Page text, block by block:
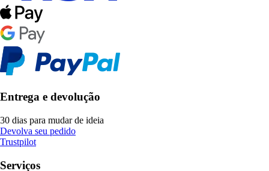
Entrega e devolução
30 dias para mudar de ideia
Devolva seu pedido
Trustpilot
Serviços